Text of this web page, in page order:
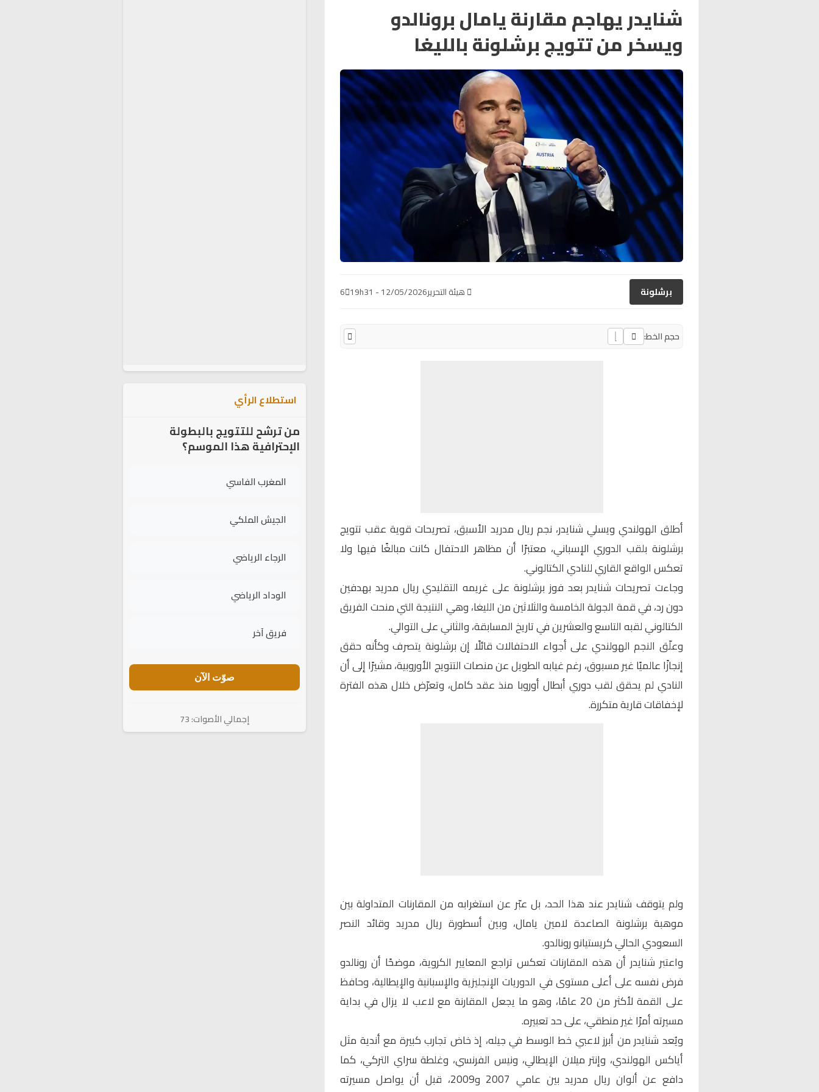
شنايدر يهاجم مقارنة يامال برونالدو
ويسخر من تتويج برشلونة بالليغا
برشلونة هيئة التحرير12/05/2026 - 19h31
6
حجم الخط:
أطلق الهولندي ويسلي شنايدر، نجم ريال مدريد الأسبق، تصريحات قوية عقب تتويج
برشلونة بلقب الدوري الإسباني، معتبرًا أن مظاهر الاحتفال كانت مبالغًا فيها ولا
تعكس الواقع القاري للنادي الكتالوني.
وجاءت تصريحات شنايدربعد فوز برشلونة على غريمه التقليدي ريال مدريد بهدفين
دون رد، في قمة الجولة الخامسة والثلاثين من الليغا، وهي النتيجة التي منحت الفريق
الكتالوني لقبه التاسع والعشرين في تاريخ المسابقة، والثاني على التوالي.
وعلّق النجم الهولندي على أجواء الاحتفالات قائلًا إن برشلونة يتصرف وكأنه حقق
إنجازًا عالميًا غير مسبوق، رغم غيابه الطويل عن منصات التتويج الأوروبية، مشيرًا إلى أن
النادي لم يحقق لقب دوري أبطال أوروبا منذ عقد كامل، وتعرّض خلال هذه الفترة
لإخفاقات قارية متكررة.
ولم يتوقف شنايدر عند هذا الحد، بل عبّر عن استغرابه من المقارنات المتداولة بين
موهبة برشلونة الصاعدة لامين يامال، وبين أسطورة ريال مدريد وقائد النصر
السعودي الحالي كريستيانو رونالدو.
واعتبر شنايدر أن هذه المقارنات تعكس تراجع المعايير الكروية، موضحًا أن رونالدو
فرض نفسه على أعلى مستوى في الدوريات الإنجليزية والإسبانية والإيطالية، وحافظ
على القمة لأكثر من 20 عامًا، وهو ما يجعل المقارنة مع لاعب لا يزال في بداية
مسيرته أمرًا غير منطقي، على حد تعبيره.
ويُعد شنايدر من أبرز لاعبي خط الوسط في جيله، إذ خاض تجارب كبيرة مع أندية مثل
أياكس الهولندي، وإنتر ميلان الإيطالي، ونيس الفرنسي، وغلطة سراي التركي، كما
دافع عن ألوان ريال مدريد بين عامي 2007 و2009، قبل أن يواصل مسيرته
استطلاع الرأي
من ترشح للتتويج بالبطولة
الإحترافية هذا الموسم؟
المغرب الفاسي
الجيش الملكي
الرجاء الرياضي
الوداد الرياضي
فريق آخر
صوّت الآن
إجمالي الأصوات: 73